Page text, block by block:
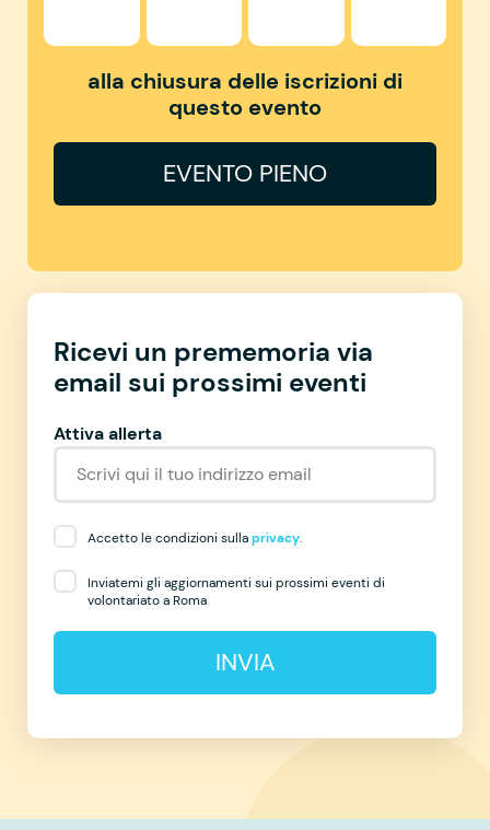
alla chiusura delle iscrizioni di
questo evento
EVENTO PIENO
Ricevi un prememoria via
email sui prossimi eventi
Attiva allerta
Accetto le condizioni sullaprivacy.
Inviatemi gli aggiornamenti sui prossimi eventi di
volontariato a Roma
INVIA